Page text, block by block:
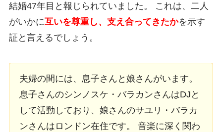
結婚47年目と報じられていました。 これは、二人
がいかに互いを尊重し、支え合ってきたかを示す
証と言えるでしょう。
夫婦の間には、息子さんと娘さんがいます。
息子さんのシンノスケ・バラカンさんはDJと
して活動しており、娘さんのサユリ・バラカ
ンさんはロンドン在住です。 音楽に深く関わ